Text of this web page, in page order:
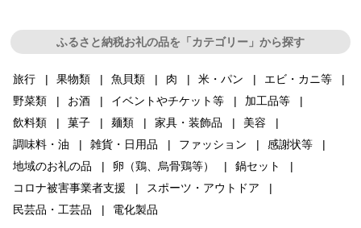
ふるさと納税お礼の品を「カテゴリー」から探す
旅行 果物類 魚貝類 肉 米・パン
エビ・カニ等
野菜類
お酒 イベントやチケット等
加工品等
飲料類
菓子 麺類 家具・装飾品
美容
調味料・油
雑貨・日用品 ファッション
感謝状等
地域のお礼の品
卵（鶏、烏骨鶏等）
鍋セット
コロナ被害事業者支援
スポーツ・アウトドア
民芸品・工芸品
電化製品